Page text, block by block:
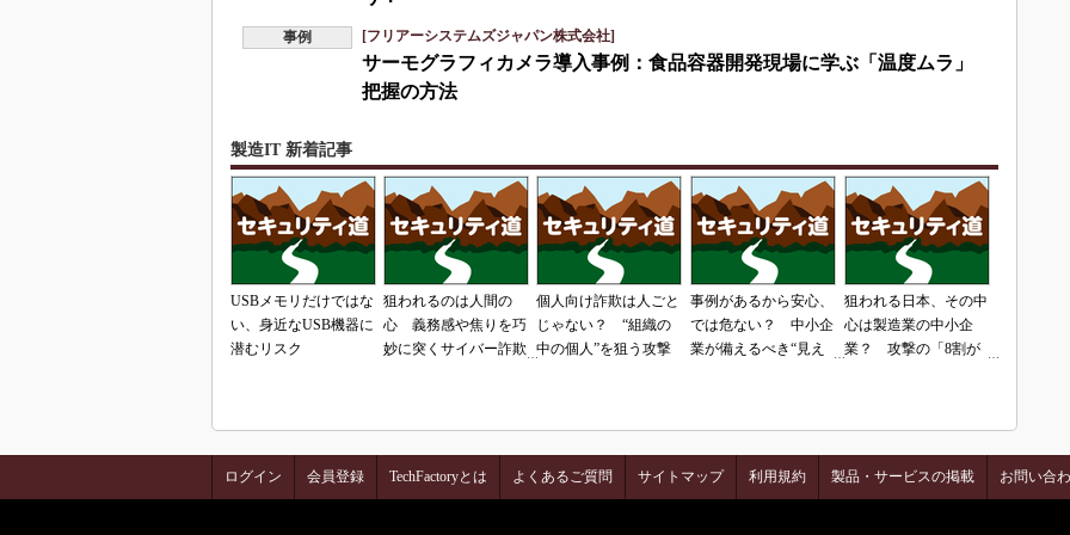
事例 [フリアーシステムズジャパン株式会社]
サーモグラフィカメラ導入事例：食品容器開発現場に学ぶ「温度ムラ」
把握の方法
製造IT 新着記事
USBメモリだけではな
い、身近なUSB機器に
潜むリスク
狙われるのは人間の
心 義務感や焦りを巧
妙に突くサイバー詐欺
個人向け詐欺は人ごと
じゃない？ “組織の
中の個人”を狙う攻撃
事例があるから安心、
では危ない？ 中小企
業が備えるべき“見え
狙われる日本、その中
心は製造業の中小企
業？ 攻撃の「8割が
ログイン 会員登録 TechFactoryとは よくあるご質問 サイトマップ 利用規約 製品・サービスの掲載 お問い合